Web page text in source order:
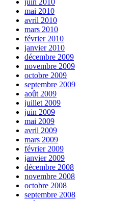
mai 2010
avril 2010
mars 2010
février 2010
janvier 2010
décembre 2009
novembre 2009
octobre 2009
septembre 2009
août 2009
juillet 2009
juin 2009
mai 2009
avril 2009
mars 2009
février 2009
janvier 2009
décembre 2008
novembre 2008
octobre 2008
septembre 2008